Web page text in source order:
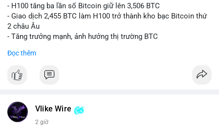
- H100 tăng ba lần số Bitcoin giữ lên 3,506 BTC
- Giao dịch 2,455 BTC làm H100 trở thành kho bạc Bitcoin thứ
2 châu Âu
- Tăng trưởng mạnh, ảnh hưởng thị trường BTC
#binancesquare
$btc
📰 Nguồn: Cointelegraph
Đọc thêm
Vlike Wire
2 giờ